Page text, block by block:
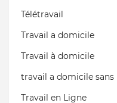
Télétravail
Travail a domicile
Travail à domicile
travail a domicile
Travail en Ligne